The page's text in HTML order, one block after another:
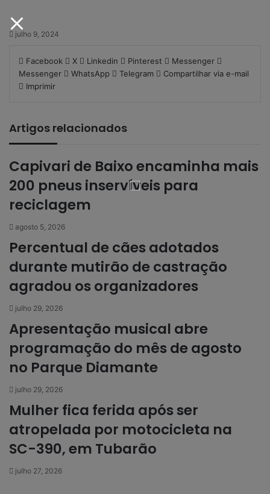
julho 9, 2024
Facebook X Linkedin Pinterest
Messenger
Messenger
WhatsApp Telegram
Compartilhar via e-mail
Imprimir
Artigos relacionados
Capivari de Baixo encaminha mais
200 pneus inservíveis para
reciclagem
agosto 5, 2026
Percentual de cães adotados
durante mutirão de castração
agradou os organizadores
julho 29, 2026
Apresentação musical abre
programação do mês de agosto
no Parque Diamante
julho 29, 2026
Mulher fica ferida após ser
atropelada por motocicleta na
SC-390, em Tubarão
julho 27, 2026